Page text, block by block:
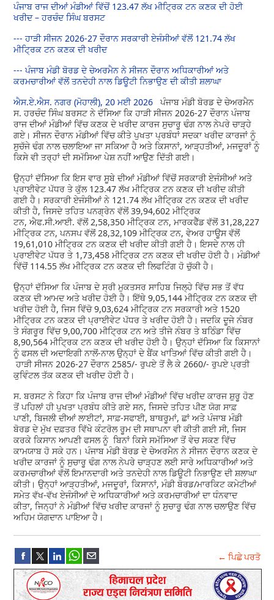
ਪੰਜਾਬ ਰਾਜ ਦੀਆਂ ਮੰਡੀਆਂ ਵਿੱਚੋਂ 123.47 ਲੱਖ ਮੀਟ੍ਰਿਕ ਟਨ ਕਣਕ ਦੀ ਹੋਈ
ਖਰੀਦ – ਹਰਚੰਦ ਸਿੰਘ ਬਰਸਟ
--- ਹਾੜੀ ਸੀਜਨ 2026-27 ਦੌਰਾਨ ਸਰਕਾਰੀ ਏਜੰਸੀਆਂ ਵੱਲੋਂ 121.74 ਲੱਖ
ਮੀਟ੍ਰਿਕ ਟਨ ਕਣਕ ਦੀ ਖਰੀਦ
--- ਪੰਜਾਬ ਮੰਡੀ ਬੋਰਡ ਦੇ ਚੇਅਰਮੈਨ ਨੇ ਸੀਜਨ ਦੌਰਾਨ ਅਧਿਕਾਰੀਆਂ ਅਤੇ
ਕਰਮਚਾਰੀਆਂ ਵੱਲੋਂ ਤਨਦੇਹੀ ਨਾਲ ਡਿਊਟੀ ਨਿਭਾਉਣ ਦੀ ਕੀਤੀ ਸ਼ਲਾਘਾ
ਐਸ.ਏ.ਐਸ. ਨਗਰ (ਮੋਹਾਲੀ), 20 ਮਈ 2026 ਪੰਜਾਬ ਮੰਡੀ ਬੋਰਡ ਦੇ ਚੇਅਰਮੈਨ
ਸ. ਹਰਚੰਦ ਸਿੰਘ ਬਰਸਟ ਨੇ ਦੱਸਿਆ ਕਿ ਹਾੜੀ ਸੀਜਨ 2026-27 ਦੌਰਾਨ ਪੰਜਾਬ
ਰਾਜ ਦੀਆਂ ਮੰਡੀਆਂ ਵਿੱਚ ਕਣਕ ਦੇ ਖਰੀਦ ਕਾਰਜ ਸੁਚਾਰੂ ਢੰਗ ਨਾਲ ਨੇਪਰੇ ਚਾੜ੍ਹੇ
ਗਏ। ਸੀਜਨ ਦੌਰਾਨ ਮੰਡੀਆਂ ਵਿੱਚ ਕੀਤੇ ਪੁਖਤਾ ਪ੍ਰਬੰਧਾਂ ਸਦਕਾ ਖਰੀਦ ਕਾਰਜਾਂ ਨੂੰ
ਸੁਚੱਜੇ ਢੰਗ ਨਾਲ ਚਲਾਇਆ ਜਾ ਸਕਿਆ ਹੈ ਅਤੇ ਕਿਸਾਨਾਂ, ਆੜ੍ਹਤੀਆਂ, ਮਜਦੂਰਾਂ ਨੂੰ
ਕਿਸੇ ਵੀ ਤਰ੍ਹਾਂ ਦੀ ਸਮੱਸਿਆ ਪੇਸ਼ ਨਹੀਂ ਆਉਣ ਦਿੱਤੀ ਗਈ।
ਉਨ੍ਹਾਂ ਦੱਸਿਆ ਕਿ ਇਸ ਵਾਰ ਸੂਬੇ ਦੀਆਂ ਮੰਡੀਆਂ ਵਿੱਚੋਂ ਸਰਕਾਰੀ ਏਜੰਸੀਆਂ ਅਤੇ
ਪ੍ਰਾਈਵੇਟ ਪੱਧਰ ਤੇ ਕੁੱਲ 123.47 ਲੱਖ ਮੀਟ੍ਰਿਕ ਟਨ ਕਣਕ ਦੀ ਖਰੀਦ ਕੀਤੀ
ਗਈ ਹੈ। ਸਰਕਾਰੀ ਏਜੰਸੀਆਂ ਨੇ 121.74 ਲੱਖ ਮੀਟ੍ਰਿਕ ਟਨ ਕਣਕ ਦੀ ਖਰੀਦ
ਕੀਤੀ ਹੈ, ਜਿਸਦੇ ਤਹਿਤ ਪਨਗ੍ਰੇਨ ਵੱਲੋਂ 39,94,602 ਮੀਟ੍ਰਿਕ
ਟਨ, ਐਫ.ਸੀ.ਆਈ. ਵੱਲੋਂ 2,58,350 ਮੀਟ੍ਰਿਕ ਟਨ, ਮਾਰਕਫੈੱਡ ਵੱਲੋਂ 31,28,227
ਮੀਟ੍ਰਿਕ ਟਨ, ਪਨਸਪ ਵੱਲੋਂ 28,32,109 ਮੀਟ੍ਰਿਕ ਟਨ, ਵੇਅਰ ਹਾਊਸ ਵੱਲੋਂ
19,61,010 ਮੀਟ੍ਰਿਕ ਟਨ ਕਣਕ ਦੀ ਖਰੀਦ ਕੀਤੀ ਗਈ ਹੈ। ਇਸਦੇ ਨਾਲ ਹੀ
ਪ੍ਰਾਈਵੇਟ ਪੱਧਰ ਤੇ 1,73,458 ਮੀਟ੍ਰਿਕ ਟਨ ਕਣਕ ਦੀ ਖਰੀਦ ਹੋਈ ਹੈ। ਮੰਡੀਆਂ
ਵਿੱਚੋਂ 114.55 ਲੱਖ ਮੀਟ੍ਰਿਕ ਟਨ ਕਣਕ ਦੀ ਲਿਫਟਿੰਗ ਹੋ ਚੁੱਕੀ ਹੈ।
ਉਨ੍ਹਾਂ ਦੱਸਿਆ ਕਿ ਪੰਜਾਬ ਦੇ ਸ੍ਰੀ ਮੁਕਤਸਰ ਸਾਹਿਬ ਜਿਲ੍ਹੇ ਵਿੱਚ ਸਭ ਤੋਂ ਵੱਧ
ਕਣਕ ਦੀ ਆਮਦ ਅਤੇ ਖਰੀਦ ਹੋਈ ਹੈ। ਇੱਥੇ 9,05,144 ਮੀਟ੍ਰਿਕ ਟਨ ਕਣਕ ਦੀ
ਖਰੀਦ ਹੋਈ ਹੈ, ਜਿਸ ਵਿੱਚੋ 9,03,624 ਮੀਟ੍ਰਿਕ ਟਨ ਸਰਕਾਰੀ ਅਤੇ 1520
ਮੀਟ੍ਰਿਕ ਟਨ ਕਣਕ ਦੀ ਪ੍ਰਾਈਵੇਟ ਪੱਧਰ ਤੇ ਖਰੀਦ ਹੋਈ ਹੈ। ਜਦਕਿ ਦੂਜੇ ਨੰਬਰ
ਤੇ ਸੰਗਰੂਰ ਵਿੱਚ 9,00,700 ਮੀਟ੍ਰਿਕ ਟਨ ਅਤੇ ਤੀਜੇ ਨੰਬਰ ਤੇ ਬਠਿੰਡਾ ਵਿੱਚ
8,90,564 ਮੀਟ੍ਰਿਕ ਟਨ ਕਣਕ ਦੀ ਖਰੀਦ ਹੋਈ ਹੈ। ਉਨ੍ਹਾਂ ਦੱਸਿਆ ਕਿ ਕਿਸਾਨਾਂ
ਨੂੰ ਫਸਲ ਦੀ ਅਦਾਇਗੀ ਨਾਲੋਂ-ਨਾਲ ਉਨ੍ਹਾਂ ਦੇ ਬੈਂਕ ਖਾਤਿਆਂ ਵਿੱਚ ਕੀਤੀ ਗਈ ਹੈ।
ਹਾੜੀ ਸੀਜਨ 2026-27 ਦੌਰਾਨ 2585/- ਰੁਪਏ ਤੋਂ ਲੈ ਕੇ 2660/- ਰੁਪਏ ਪ੍ਰਤੀ
ਕੁਵਿੰਟਲ ਤੱਕ ਕਣਕ ਦੀ ਖਰੀਦ ਹੋਈ ਹੈ।
ਸ. ਬਰਸਟ ਨੇ ਕਿਹਾ ਕਿ ਪੰਜਾਬ ਰਾਜ ਦੀਆਂ ਮੰਡੀਆਂ ਵਿੱਚ ਖਰੀਦ ਕਾਰਜ ਸ਼ੁਰੂ ਹੋਣ
ਤੋਂ ਪਹਿਲਾਂ ਹੀ ਪੁਖਤਾ ਪ੍ਰਬੰਧ ਕੀਤੇ ਗਏ ਸਨ, ਜਿਸਦੇ ਤਹਿਤ ਪੀਣ ਯੋਗ ਸਾਫ਼
ਪਾਣੀ, ਬਿਜਲੀ ਦੀਆਂ ਲਾਈਟਾਂ, ਸਾਫ਼-ਸਫਾਈ, ਬਾਥਰੂਮਾਂ, ਛਾਂ ਅਤੇ ਪੰਜਾਬ ਮੰਡੀ
ਬੋਰਡ ਦੇ ਮੁੱਖ ਦਫ਼ਤਰ ਵਿੱਖੇ ਕੰਟਰੋਲ ਰੂਮ ਦੀ ਸਥਾਪਨਾ ਵੀ ਕੀਤੀ ਗਈ ਸੀ, ਜਿਸ
ਕਰਕੇ ਕਿਸਾਨ ਆਪਣੀ ਫਸਲ ਨੂੰ ਬਿਨਾਂ ਕਿਸੇ ਸਮੱਸਿਆ ਤੋਂ ਵੇਚ ਸਕਣ ਵਿੱਚ
ਕਾਮਯਾਬ ਹੋ ਸਕੇ ਹਨ। ਪੰਜਾਬ ਮੰਡੀ ਬੋਰਡ ਦੇ ਚੇਅਰਮੈਨ ਨੇ ਸੀਜਨ ਦੌਰਾਨ ਕਣਕ ਦੇ
ਖਰੀਦ ਕਾਰਜਾਂ ਨੂੰ ਸੁਚਾਰੂ ਢੰਗ ਨਾਲ ਨੇਪਰੇ ਚਾੜ੍ਹਣ ਲਈ ਸਾਰੇ ਅਧਿਕਾਰੀਆਂ ਅਤੇ
ਕਰਮਚਾਰੀਆਂ ਵੱਲੋਂ ਇਮਾਨਦਾਰੀ ਅਤੇ ਤਨਦੇਹੀ ਨਾਲ ਡਿਊਟੀ ਨਿਭਾਉਣ ਦੀ ਸ਼ਲਾਘਾ
ਕੀਤੀ। ਉਨ੍ਹਾਂ ਆੜ੍ਹਤੀਆਂ, ਮਜਦੂਰਾਂ, ਕਿਸਾਨਾਂ, ਮੰਡੀ ਬੋਰਡ/ਮਾਰਕਿਟ ਕਮੇਟੀਆਂ
ਸਮੇਤ ਵੱਖ-ਵੱਖ ਏਜੰਸੀਆਂ ਦੇ ਅਧਿਕਾਰੀਆਂ ਅਤੇ ਕਰਮਚਾਰੀਆਂ ਦਾ ਧੰਨਵਾਦ
ਕੀਤਾ, ਜਿਨ੍ਹਾਂ ਨੇ ਮੰਡੀਆਂ ਵਿੱਚ ਖਰੀਦ ਕਾਰਜਾਂ ਨੂੰ ਸੁਚਾਰੂ ਢੰਗ ਨਾਲ ਚਲਾਉਣ ਵਿੱਚ
ਅਹਿਮ ਯੋਗਦਾਨ ਪਾਇਆ ਹੈ।
← ਪਿਛੇ ਪਰਤੋ